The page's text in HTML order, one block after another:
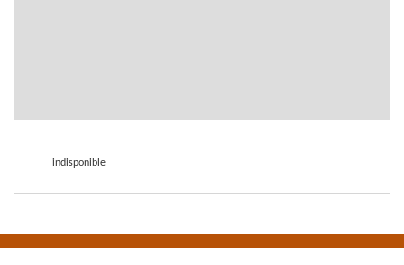
indisponible